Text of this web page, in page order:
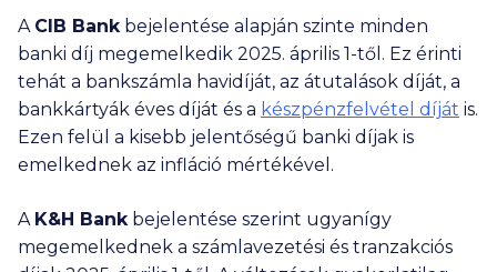
A CIB Bankbejelentése alapján szinte minden
banki díj megemelkedik 2025. április 1-től. Ez érinti
tehát a bankszámla havidíját, az átutalások díját, a
bankkártyák éves díját és a készpénzfelvétel díját is.
Ezen felül a kisebb jelentőségű banki díjak is
emelkednek az infláció mértékével.
A K&H Bankbejelentése szerint ugyanígy
megemelkednek a számlavezetési és tranzakciós